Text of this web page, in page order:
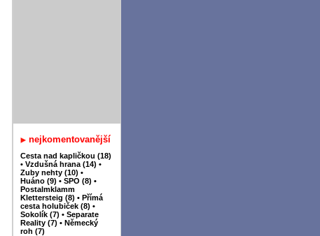
nejkomentovanější
Cesta nad kapličkou (18)
• Vzdušná hrana (14) •
Zuby nehty (10) •
Huáno (9) • SPO (8) •
Postalmklamm
Klettersteig (8) • Přímá
cesta holubiček (8) •
Sokolík (7) • Separate
Reality (7) • Německý
roh (7)